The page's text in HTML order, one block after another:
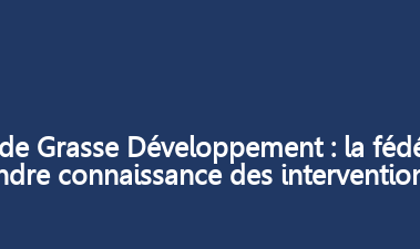
Grasse Développement : la
connaissance des